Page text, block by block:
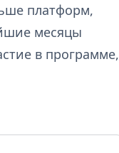
платформ,
месяцы
в программе,